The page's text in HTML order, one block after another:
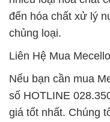
đến hóa chất xử lý
chủng loại.
Liên Hệ Mua
Nếu bạn cần mua
số HOTLINE
giá tốt nhất. Chúng